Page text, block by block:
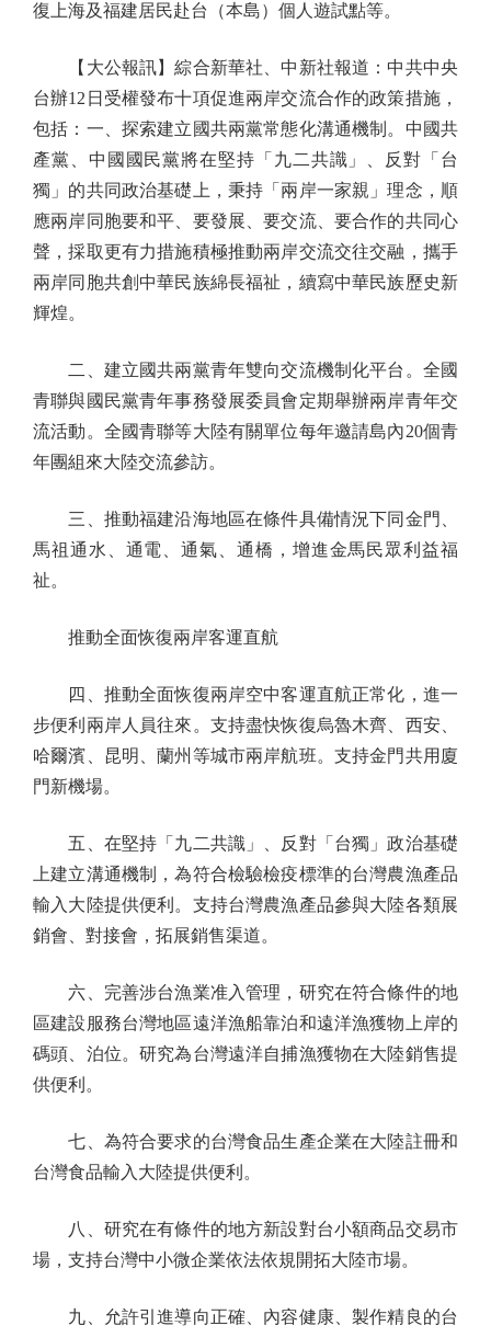
復上海及福建居民赴台（本島）個人遊試點等。
【大公報訊】綜合新華社、中新社報道：中共中央
台辦12日受權發布十項促進兩岸交流合作的政策措施，
包括：一、探索建立國共兩黨常態化溝通機制。中國共
產黨、中國國民黨將在堅持「九二共識」、反對「台
獨」的共同政治基礎上，秉持「兩岸一家親」理念，順
應兩岸同胞要和平、要發展、要交流、要合作的共同心
聲，採取更有力措施積極推動兩岸交流交往交融，攜手
兩岸同胞共創中華民族綿長福祉，續寫中華民族歷史新
輝煌。
二、建立國共兩黨青年雙向交流機制化平台。全國
青聯與國民黨青年事務發展委員會定期舉辦兩岸青年交
流活動。全國青聯等大陸有關單位每年邀請島內20個青
年團組來大陸交流參訪。
三、推動福建沿海地區在條件具備情況下同金門、
馬祖通水、通電、通氣、通橋，增進金馬民眾利益福
祉。
推動全面恢復兩岸客運直航
四、推動全面恢復兩岸空中客運直航正常化，進一
步便利兩岸人員往來。支持盡快恢復烏魯木齊、西安、
哈爾濱、昆明、蘭州等城市兩岸航班。支持金門共用廈
門新機場。
五、在堅持「九二共識」、反對「台獨」政治基礎
上建立溝通機制，為符合檢驗檢疫標準的台灣農漁產品
輸入大陸提供便利。支持台灣農漁產品參與大陸各類展
銷會、對接會，拓展銷售渠道。
六、完善涉台漁業准入管理，研究在符合條件的地
區建設服務台灣地區遠洋漁船靠泊和遠洋漁獲物上岸的
碼頭、泊位。研究為台灣遠洋自捕漁獲物在大陸銷售提
供便利。
七、為符合要求的台灣食品生產企業在大陸註冊和
台灣食品輸入大陸提供便利。
八、研究在有條件的地方新設對台小額商品交易市
場，支持台灣中小微企業依法依規開拓大陸市場。
九、允許引進導向正確、內容健康、製作精良的台